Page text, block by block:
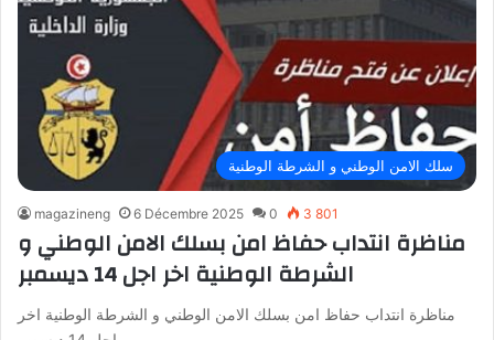
سلك الامن الوطني و الشرطة الوطنية
magazineng 6 Décembre 2025 0 3 801
مناظرة انتداب حفاظ امن بسلك الامن الوطني و
الشرطة الوطنية اخر اجل 14 ديسمبر
مناظرة انتداب حفاظ امن بسلك الامن الوطني و الشرطة الوطنية اخر